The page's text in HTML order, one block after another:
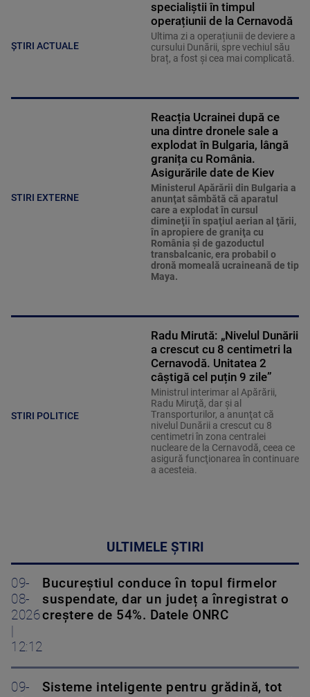
ȘTIRI ACTUALE
specialiștii în timpul
operațiunii de la Cernavodă
Ultima zi a operațiunii de deviere a
cursului Dunării, spre vechiul său
braț, a fost și cea mai complicată.
STIRI EXTERNE
Reacția Ucrainei după ce
una dintre dronele sale a
explodat în Bulgaria, lângă
granița cu România.
Asigurările date de Kiev
Ministerul Apărării din Bulgaria a
anunţat sâmbătă că aparatul
care a explodat în cursul
dimineţii în spaţiul aerian al ţării,
în apropiere de graniţa cu
România şi de gazoductul
transbalcanic, era probabil o
dronă momeală ucraineană de tip
Maya.
STIRI POLITICE
Radu Mirută: „Nivelul Dunării
a crescut cu 8 centimetri la
Cernavodă. Unitatea 2
câștigă cel puțin 9 zile”
Ministrul interimar al Apărării,
Radu Miruţă, dar şi al
Transporturilor, a anunţat că
nivelul Dunării a crescut cu 8
centimetri în zona centralei
nucleare de la Cernavodă, ceea ce
asigură funcţionarea în continuare
a acesteia.
ULTIMELE ȘTIRI
09-
08-
2026
12:12
Bucureștiul conduce în topul firmelor
suspendate, dar un județ a înregistrat o
creștere de 54%. Datele ONRC
09-
Sisteme inteligente pentru grădină, tot